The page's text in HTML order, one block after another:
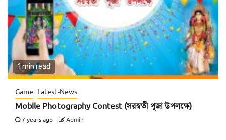
1 min read
Game Latest-News
Mobile Photography Contest (সরস্বতী পূজা উপলক্ষে)
7 years ago Admin